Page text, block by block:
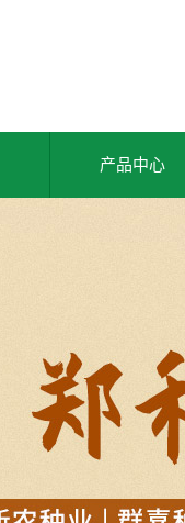
产品中心